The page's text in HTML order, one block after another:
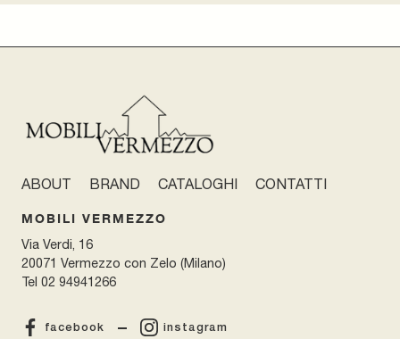
ABOUT BRAND CATALOGHI CONTATTI
MOBILI VERMEZZO
Via Verdi, 16
20071 Vermezzo con Zelo (Milano)
Tel 02 94941266
facebook instagram